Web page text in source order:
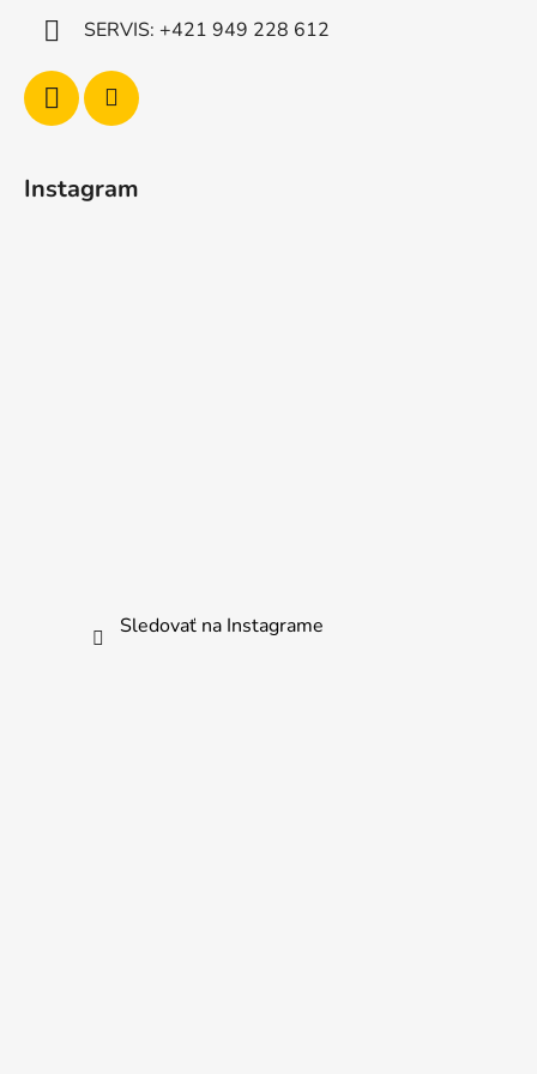
SERVIS: +421 949 228 612
Instagram
Sledovať na Instagrame